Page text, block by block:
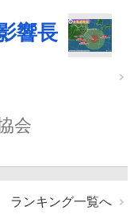
響長
会
ランキング一覧へ